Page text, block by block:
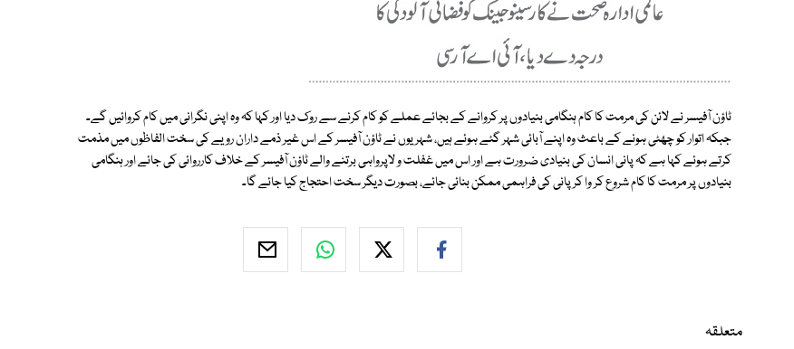
ٹاؤن آفیسر نے لائن کی مرمت کا کام ہنگامی بنیادوں پر کروانے کے بجائے عملے کو کام کرنے سے روک دیا اور کہا کہ وہ اپنی نگرانی میں کام کروائیں گے۔
جبکہ اتوار کو چھٹی ہونے کے باعث وہ اپنے آبائی شہر گئے ہوئے ہیں، شہریوں نے ٹاؤن آفیسر کے اس غیر ذمے داران رویے کی سخت الفاظوں میں مذمت
کرتے ہوئے کہا ہے کہ پانی انسان کی بنیادی ضرورت ہے اور اس میں غفلت و لاپرواہی برتنے والے ٹاؤن آفیسر کے خلاف کارروائی کی جائے اور ہنگامی
بنیادوں پر مرمت کا کام شروع کر وا کر پانی کی فراہمی ممکن بنائی جائے، بصورت دیگر سخت احتجاج کیا جائے گا۔
متعلقہ